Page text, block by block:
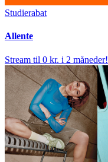
Studierabat
Allente
Stream til 0 kr. i 2 måneder!